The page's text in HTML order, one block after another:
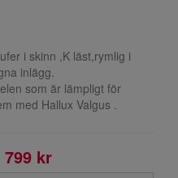
i skinn ,K läst,rymlig i
inlägg.
som är lämpligt för
med Hallux Valgus .
799 kr